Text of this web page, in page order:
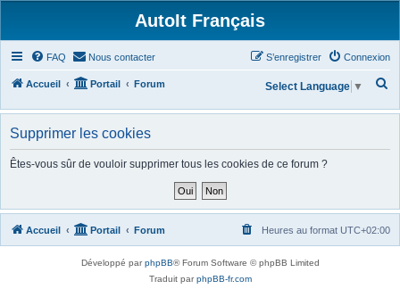
AutoIt Français
FAQ Nous contacter Connexion
S’enregistrer
Accueil Portail Forum
h
c
h
Select Language ▼
Supprimer les cookies
Êtes-vous sûr de vouloir supprimer tous les cookies de ce forum ?
Accueil Portail Forum Heures au format UTC+02:00
Développé parphpBB® Forum Software © phpBB Limited
Traduit parphpBB-fr.com